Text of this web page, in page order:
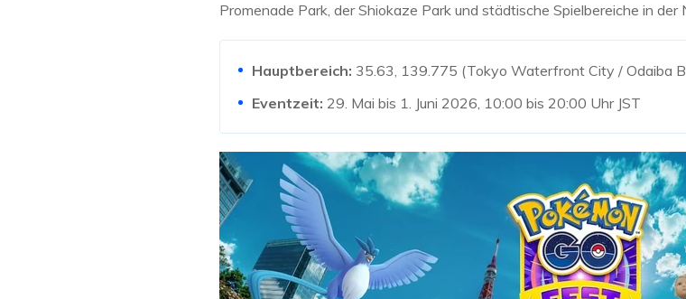
Promenade Park, der Shiokaze Park und städtische Spielbereiche in
Hauptbereich: 35.63, 139.775 (Tokyo Waterfront City / Odaiba
Eventzeit: 29. Mai bis 1. Juni 2026, 10:00 bis 20:00 Uhr JST